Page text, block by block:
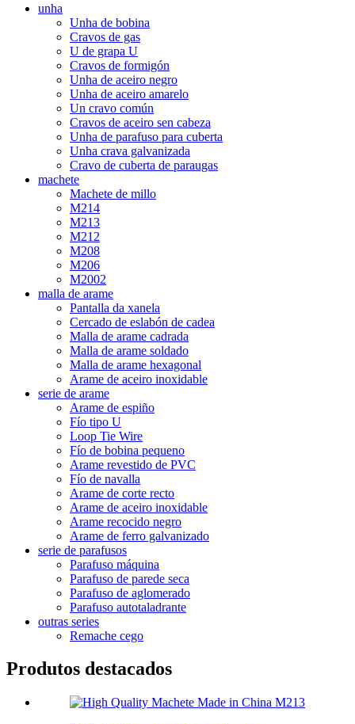
unha
Unha de bobina
Cravos de gas
U de grapa U
Cravos de formigón
Unha de aceiro negro
Unha de aceiro amarelo
Un cravo común
Cravos de aceiro sen cabeza
Unha de parafuso para cuberta
Unha crava galvanizada
Cravo de cuberta de paraugas
machete
Machete de millo
M214
M213
M212
M208
M206
M2002
malla de arame
Pantalla da xanela
Cercado de eslabón de cadea
Malla de arame cadrada
Malla de arame soldado
Malla de arame hexagonal
Arame de aceiro inoxidable
serie de arame
Arame de espiño
Fío tipo U
Loop Tie Wire
Fío de bobina pequeno
Arame revestido de PVC
Fío de navalla
Arame de corte recto
Arame de aceiro inoxidable
Arame recocido negro
Arame de ferro galvanizado
serie de parafusos
Parafuso máquina
Parafuso de parede seca
Parafuso de aglomerado
Parafuso autotaladrante
outras series
Remache cego
Produtos destacados